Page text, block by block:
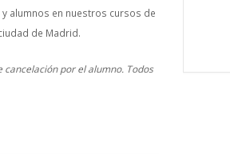
alumnos en nuestros cursos de
de Madrid.
por el alumno. Todos